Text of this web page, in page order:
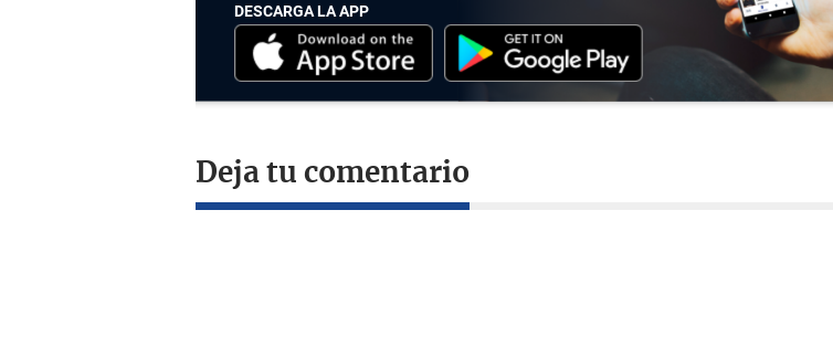
DESCARGA LA APP
Deja tu comentario